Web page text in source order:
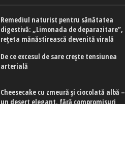
Remediul naturist pentru sănătatea
digestivă: „Limonada de deparazitare”,
rețeta mănăstirească devenită virală
De ce excesul de sare crește tensiunea
arterială
Cheesecake cu zmeură și ciocolată albă –
un desert elegant, fără compromisuri